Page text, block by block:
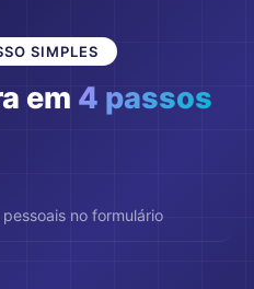
SIMPLES
em 4 passos
no formulário